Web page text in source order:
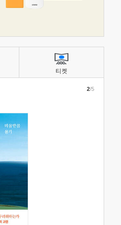
2/5
티켓